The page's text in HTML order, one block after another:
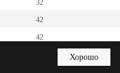
32
42
42
Хорошо